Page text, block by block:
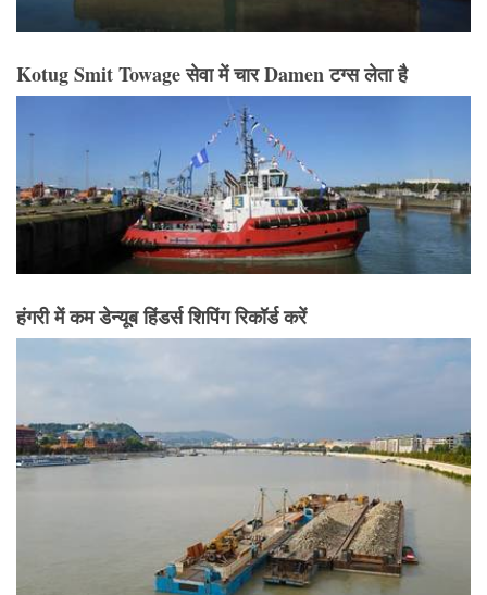
Kotug Smit Towage सेवा में चार Damen टग्स लेता है
हंगरी में कम डेन्यूब हिंडर्स शिपिंग रिकॉर्ड करें